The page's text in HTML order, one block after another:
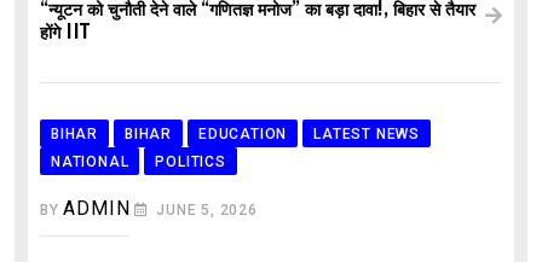
“न्यूटन को चुनौती देने वाले “गणितज्ञ मनोज” का बड़ा दावा!, बिहार से तैयार
होंगे IIT
BIHAR BIHAR EDUCATION
LATEST NEWS
NATIONAL
POLITICS
BYADMIN JUNE 5, 2026